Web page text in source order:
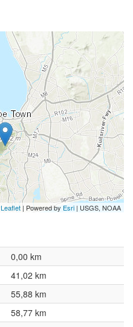
Leaflet | Powered by Esri | USGS, NOAA
0,00 km
41,02 km
55,88 km
58,77 km